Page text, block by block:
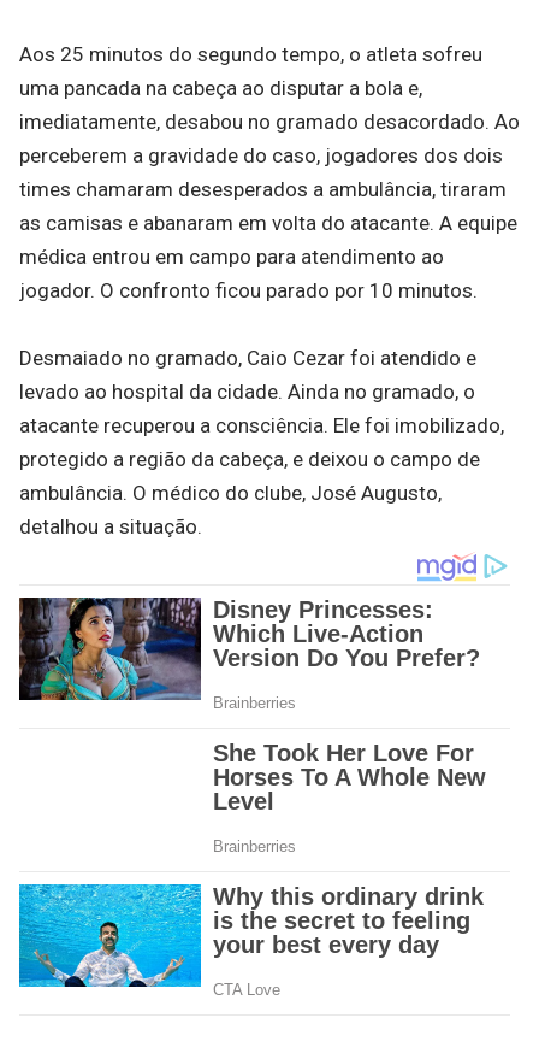
Aos 25 minutos do segundo tempo, o atleta sofreu
uma pancada na cabeça ao disputar a bola e,
imediatamente, desabou no gramado desacordado. Ao
perceberem a gravidade do caso, jogadores dos dois
times chamaram desesperados a ambulância, tiraram
as camisas e abanaram em volta do atacante. A equipe
médica entrou em campo para atendimento ao
jogador. O confronto ficou parado por 10 minutos.
Desmaiado no gramado, Caio Cezar foi atendido e
levado ao hospital da cidade. Ainda no gramado, o
atacante recuperou a consciência. Ele foi imobilizado,
protegido a região da cabeça, e deixou o campo de
ambulância. O médico do clube, José Augusto,
detalhou a situação.